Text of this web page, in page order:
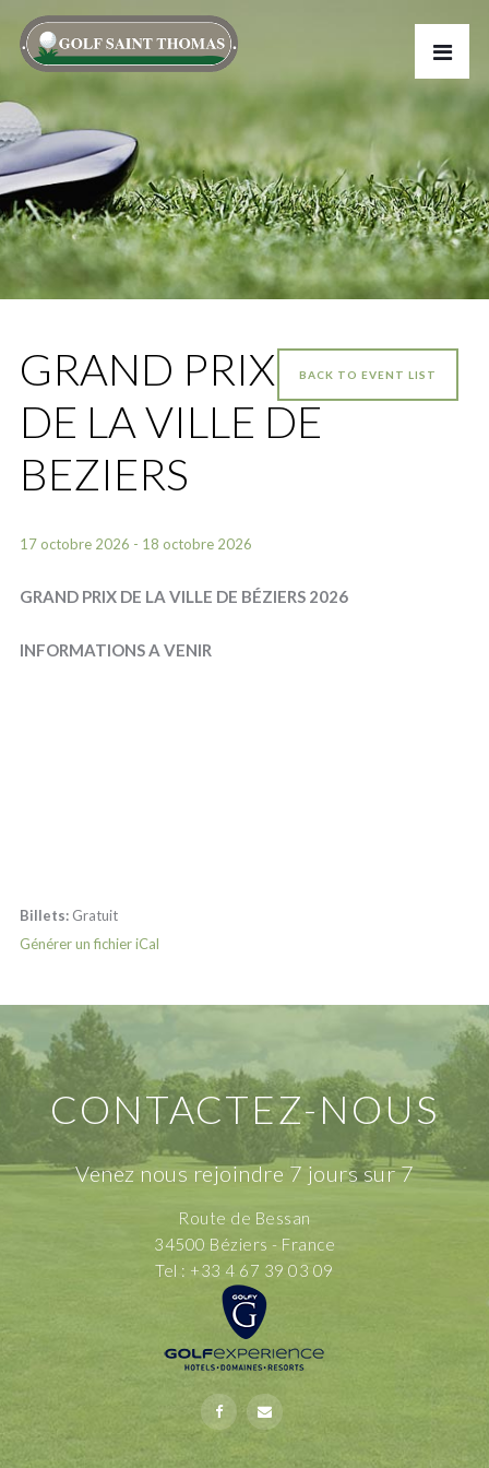
BACK TO EVENT LIST
GRAND PRIX
DE LA VILLE DE
BEZIERS
17 octobre 2026 - 18 octobre 2026
GRAND PRIX DE LA VILLE DE BÉZIERS 2026
INFORMATIONS A VENIR
Billets: Gratuit
Générer un fichier iCal
CONTACTEZ-NOUS
Venez nous rejoindre 7 jours sur 7
Route de Bessan
34500 Béziers - France
Tel : +33 4 67 39 03 09